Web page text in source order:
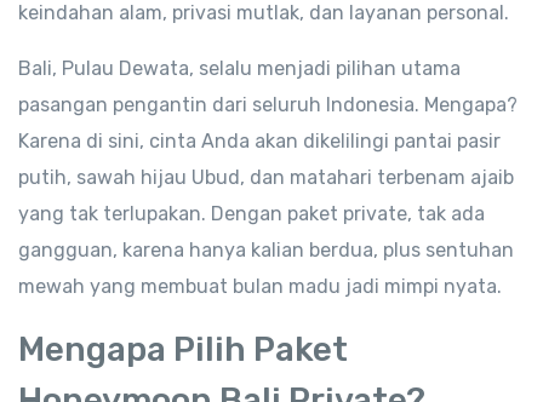
keindahan alam, privasi mutlak, dan layanan personal.
Bali, Pulau Dewata, selalu menjadi pilihan utama
pasangan pengantin dari seluruh Indonesia. Mengapa?
Karena di sini, cinta Anda akan dikelilingi pantai pasir
putih, sawah hijau Ubud, dan matahari terbenam ajaib
yang tak terlupakan. Dengan paket private, tak ada
gangguan, karena hanya kalian berdua, plus sentuhan
mewah yang membuat bulan madu jadi mimpi nyata.
Mengapa Pilih Paket